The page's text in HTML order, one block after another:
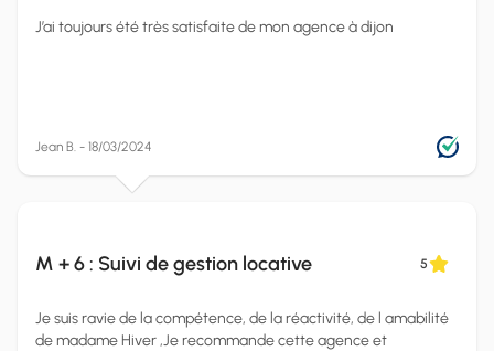
J’ai toujours été très satisfaite de mon agence à dijon
Jean B. - 18/03/2024
M + 6 : Suivi de gestion locative 5
Je suis ravie de la compétence, de la réactivité, de l amabilité
de madame Hiver ,Je recommande cette agence et